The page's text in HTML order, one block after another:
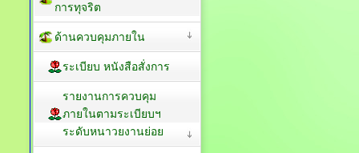
การทุจริต
ด้านควบคุมภายใน
ระเบียบ หนังสือสั่งการ
รายงานการควบคุม
ภายในตามระเบียบฯ
ระดับหนาวยงานย่อย